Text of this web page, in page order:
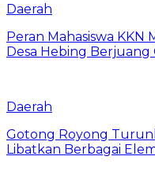
Daerah
Peran Mahasiswa KKN
Desa Hebing
Daerah
Gotong Royong
Libatkan Berbagai